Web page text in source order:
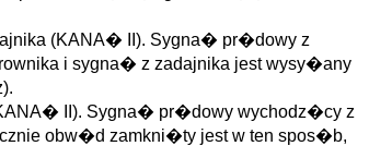
(KANA� II). Sygna� pr�dowy z
i sygna� z zadajnika jest wysy�any
II). Sygna� pr�dowy wychodz�cy z
obw�d zamkni�ty jest w ten spos�b,